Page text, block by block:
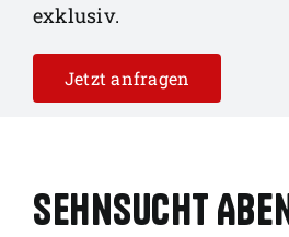
exklusiv.
Jetzt anfragen
Sehnsucht